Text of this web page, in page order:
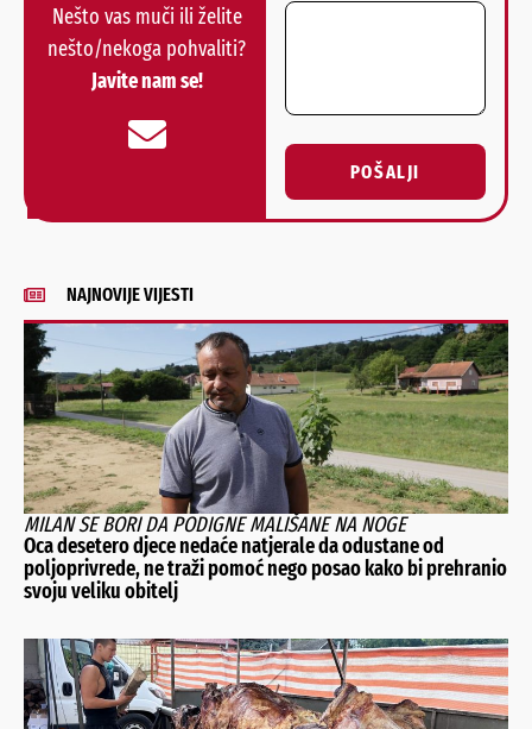
Nešto vas muči ili želite
nešto/nekoga pohvaliti?
Javite nam se!
POŠALJI
Alternative:
NAJNOVIJE VIJESTI
MILAN SE BORI DA PODIGNE MALIŠANE NA NOGE
Oca desetero djece nedaće natjerale da odustane od
poljoprivrede, ne traži pomoć nego posao kako bi prehranio
svoju veliku obitelj